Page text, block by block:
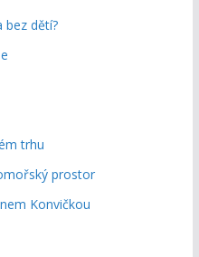
bez dětí?
trhu
prostor
Konvičkou